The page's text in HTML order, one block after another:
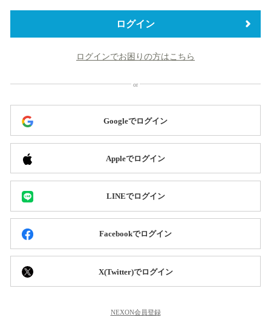
替
ログイン
ログインでお困りの方はこちら
Googleでログイン
Appleでログイン
LINEでログイン
Facebookでログイン
X(Twitter)でログイン
NEXON会員登録